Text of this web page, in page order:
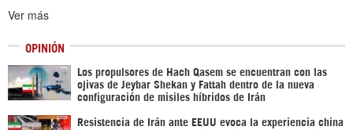
Ver más
OPINIÓN
Los propulsores de Hach Qasem se encuentran con las
ojivas de Jeybar Shekan y Fattah dentro de la nueva
configuración de misiles híbridos de Irán
Resistencia de Irán ante EEUU evoca la experiencia china